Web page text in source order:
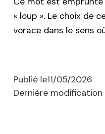
« loup ». Le choix de
vorace dans le sens
Publié le11/05/2026
Dernière modification